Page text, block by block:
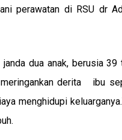
perawatan di RSU dr
dua anak, berusia
meringankan derita ibu
menghidupi